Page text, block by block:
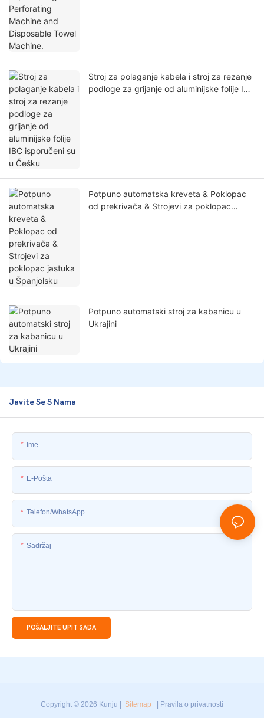
Stroj za polaganje kabela i stroj za rezanje
podloge za grijanje od aluminijske folije IBC
Potpuno automatska kreveta & Poklopac
od prekrivača & Strojevi za poklopac
Potpuno automatski stroj za kabanicu u
Ukrajini
Javite Se S Nama
Ime
E-Pošta
Telefon/whatsApp
Sadržaj
POŠALJITE UPIT SADA
Copyright © 2026 Kunju | Sitemap | Pravila o privatnosti